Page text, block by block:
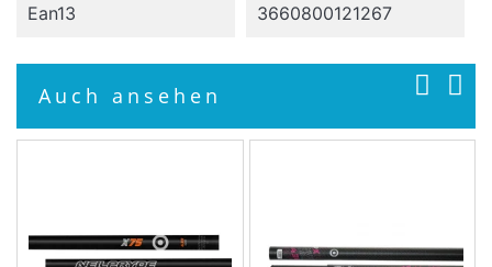
Ean13
3660800121267
Auch ansehen